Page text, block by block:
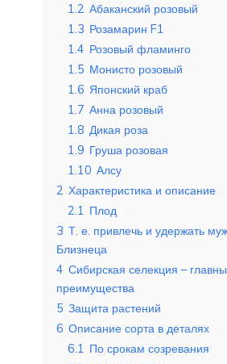
1.2 Абаканский розовый
1.3 Розамарин F1
1.4 Розовый фламинго
1.5 Монисто розовый
1.6 Японский краб
1.7 Анна розовый
1.8 Дикая роза
1.9 Груша розовая
1.10 Алсу
2 Характеристика и описание
2.1 Плод
3 Т. е. привлечь и удержать
Близнеца
4 Сибирская селекция –
преимущества
5 Защита растений
6 Описание сорта в деталях
6.1 По срокам созревания